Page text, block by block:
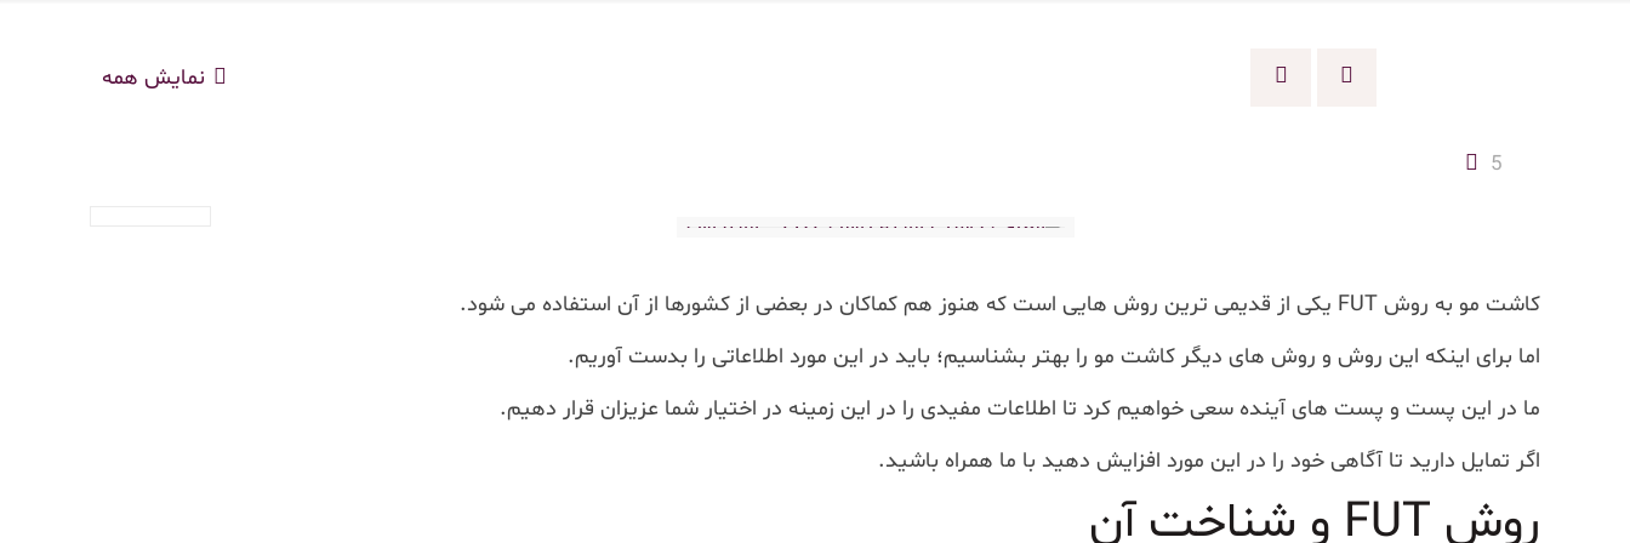
نمایش همه
5
کاشت مو به روش FUT یکی از قدیمی ترین روش هایی است که هنوز هم کماکان در بعضی از کشورها از آن استفاده می شود.
اما برای اینکه این روش و روش های دیگر کاشت مو را بهتر بشناسیم؛ باید در این مورد اطلاعاتی را بدست آوریم.
ما در این پست و پست های آینده سعی خواهیم کرد تا اطلاعات مفیدی را در این زمینه در اختیار شما عزیزان قرار دهیم.
اگر تمایل دارید تا آگاهی خود را در این مورد افزایش دهید با ما همراه باشید.
روش FUT و شناخت آن